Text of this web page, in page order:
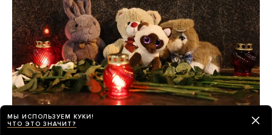
МЫ ИСПОЛЬЗУЕМ КУКИ!
ЧТО ЭТО ЗНАЧИТ?